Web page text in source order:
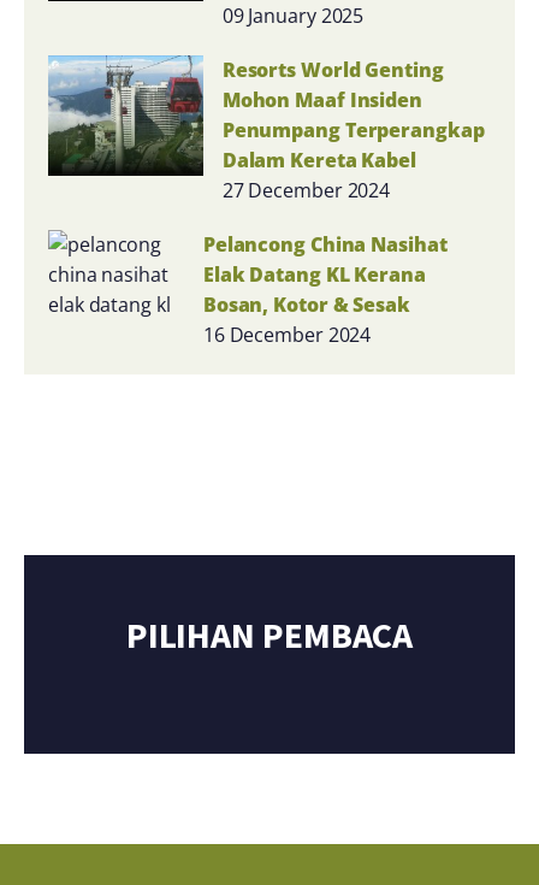
09 January 2025
Resorts World Genting
Mohon Maaf Insiden
Penumpang Terperangkap
Dalam Kereta Kabel
27 December 2024
Pelancong China Nasihat
Elak Datang KL Kerana
Bosan, Kotor & Sesak
16 December 2024
PILIHAN PEMBACA